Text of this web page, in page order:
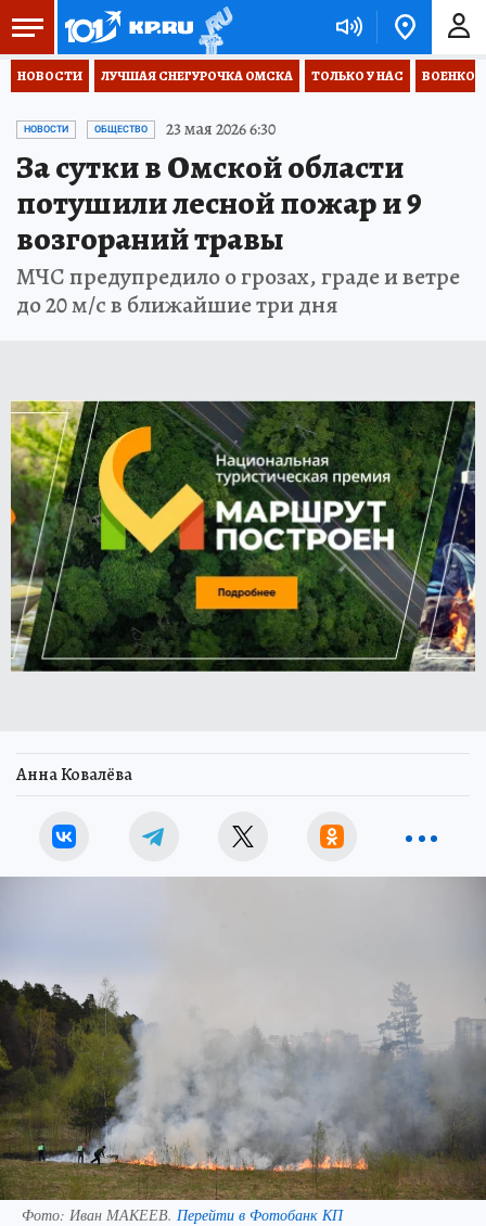
НОВОСТИ ЛУЧШАЯ СНЕГУРОЧКА ОМСКА ТОЛЬКО У НАС
НОВОСТИ ОБЩЕСТВО 23 мая 2026 6:30
За сутки в Омской области
потушили лесной пожар и 9
возгораний травы
МЧС предупредило о грозах, граде и ветре
до 20 м/с в ближайшие три дня
Анна Ковалёва
Фото: Иван МАКЕЕВ. Перейти в Фотобанк КП